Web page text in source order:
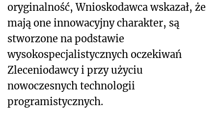
oryginalność, Wnioskodawca wskazał, że
mają one innowacyjny charakter, są
stworzone na podstawie
wysokospecjalistycznych oczekiwań
Zleceniodawcy i przy użyciu
nowoczesnych technologii
programistycznych.